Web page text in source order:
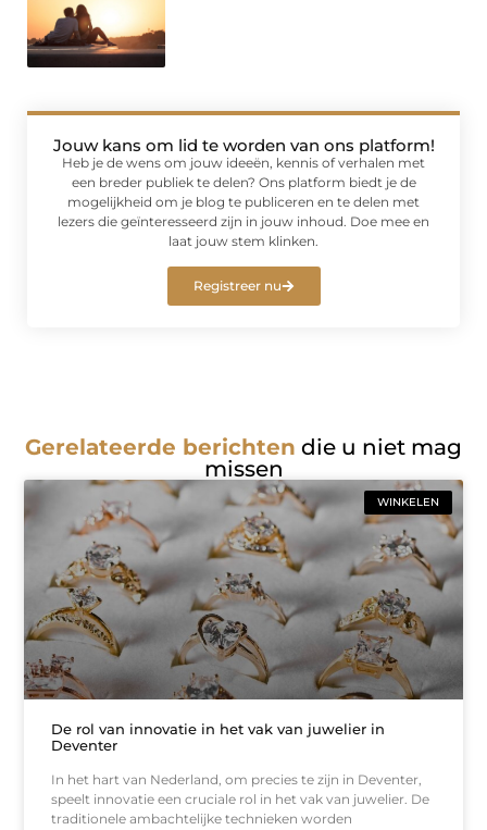
Jouw kans om lid te worden van ons platform!
Heb je de wens om jouw ideeën, kennis of verhalen met
een breder publiek te delen? Ons platform biedt je de
mogelijkheid om je blog te publiceren en te delen met
lezers die geïnteresseerd zijn in jouw inhoud. Doe mee en
laat jouw stem klinken.
Registreer nu
Gerelateerde berichten die u niet mag
missen
WINKELEN
De rol van innovatie in het vak van juwelier in
Deventer
In het hart van Nederland, om precies te zijn in Deventer,
speelt innovatie een cruciale rol in het vak van juwelier. De
traditionele ambachtelijke technieken worden